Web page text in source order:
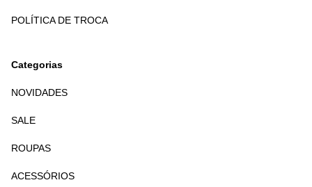
POLÍTICA DE TROCA
Categorias
NOVIDADES
SALE
ROUPAS
ACESSÓRIOS